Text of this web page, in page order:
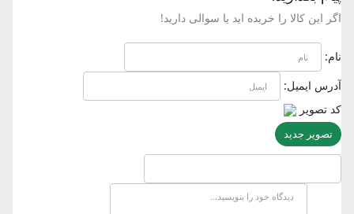
اگر این کالا را خریده اید یا سوالی دارید!
نام:
آدرس ایمیل:
کد تصویر
تصویر جدید